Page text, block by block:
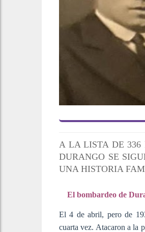
A LA LISTA DE 336
DURANGO SE
UNA HISTORIA
El bombardeo de
El 4 de abril, pero de
cuarta vez. Atacaron a la